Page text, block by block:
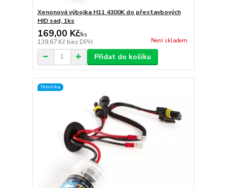
Xenonová výbojka H11 4300K do přestavbových
HID sad, 1ks
169,00 Kč/ks
139,67 Kč bez DPH Není skladem
Přidat do košíku
Novinka